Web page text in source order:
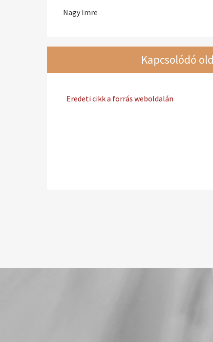
Nagy Imre
Kapcsolódó
Eredeti cikk a forrás weboldalán